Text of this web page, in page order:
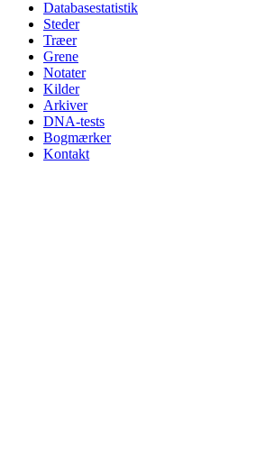
Databasestatistik
Steder
Træer
Grene
Notater
Kilder
Arkiver
DNA-tests
Bogmærker
Kontakt